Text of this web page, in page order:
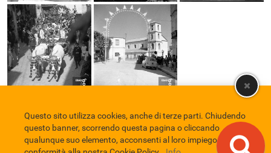
Comune di Eboli Servizio Bibliotecario Nazionale
Privacy policy
Credits
Questo sito utilizza cookies, anche di terze parti. Chiudendo
questo banner, scorrendo questa pagina o cliccando
qualunque suo elemento, acconsenti al loro impiego in